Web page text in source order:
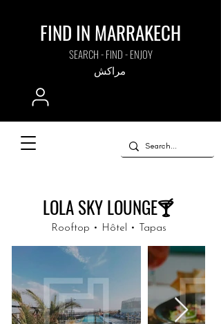
FIND IN MARRAKECH
SEARCH - FIND - ENJOY
مراكش
LOLA SKY LOUNGE🍸
Rooftop • Hôtel • Tapas